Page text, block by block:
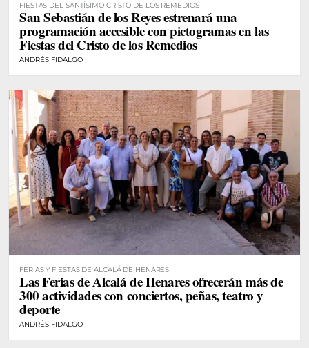
FIESTAS DEL SANTÍSIMO CRISTO DE LOS REMEDIOS
San Sebastián de los Reyes estrenará una
programación accesible con pictogramas en las
Fiestas del Cristo de los Remedios
ANDRÉS FIDALGO
FERIAS Y FIESTAS DE ALCALÁ DE HENARES
Las Ferias de Alcalá de Henares ofrecerán más de
300 actividades con conciertos, peñas, teatro y
deporte
ANDRÉS FIDALGO